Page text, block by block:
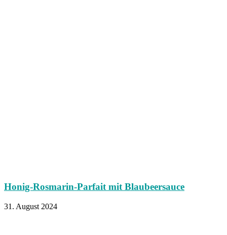
Honig-Rosmarin-Parfait mit Blaubeersauce
31. August 2024